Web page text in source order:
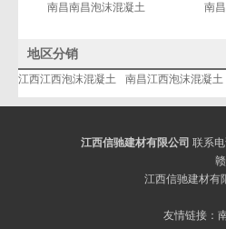
南昌南昌泡沫混凝土 南
地区分销
江西江西泡沫混凝土 南昌江西泡沫混凝土
江西信驰建材有限公司 联系
江西信驰建材有
友情链接：